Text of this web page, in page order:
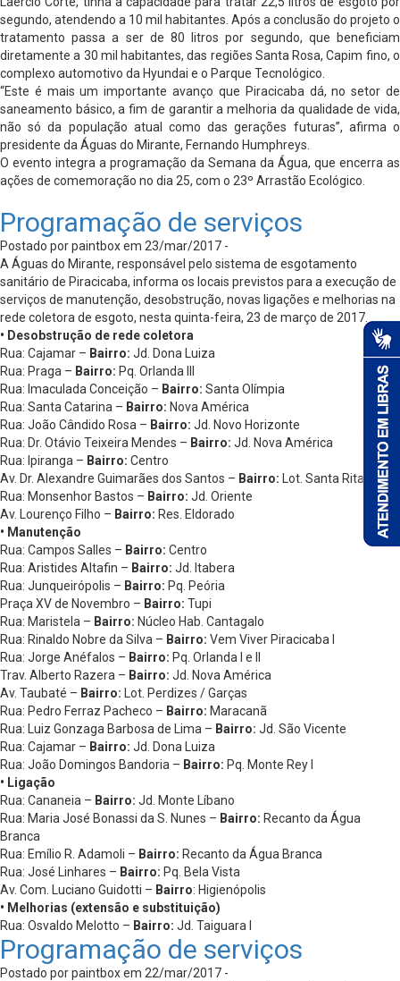
segundo, atendendo a 10 mil habitantes. Após a conclusão do projeto o
tratamento passa a ser de 80 litros por segundo, que beneficiam
diretamente a 30 mil habitantes, das regiões Santa Rosa, Capim fino, o
complexo automotivo da Hyundai e o Parque Tecnológico.
“Este é mais um importante avanço que Piracicaba dá, no setor de
saneamento básico, a fim de garantir a melhoria da qualidade de vida,
não só da população atual como das gerações futuras”, afirma o
presidente da Águas do Mirante, Fernando Humphreys.
O evento integra a programação da Semana da Água, que encerra as
ações de comemoração no dia 25, com o 23º Arrastão Ecológico.
Programação de serviços
Postado por paintbox em 23/mar/2017 -
A Águas do Mirante, responsável pelo sistema de esgotamento
sanitário de Piracicaba, informa os locais previstos para a execução de
serviços de manutenção, desobstrução, novas ligações e melhorias na
rede coletora de esgoto, nesta quinta-feira, 23 de março de 2017.
• Desobstrução de rede coletora
Rua: Cajamar – Bairro: Jd. Dona Luiza
Rua: Praga – Bairro: Pq. Orlanda III
Rua: Imaculada Conceição – Bairro: Santa Olímpia
Rua: Santa Catarina – Bairro: Nova América
Rua: João Cândido Rosa – Bairro: Jd. Novo Horizonte
Rua: Dr. Otávio Teixeira Mendes – Bairro: Jd. Nova América
Rua: Ipiranga – Bairro: Centro
Av. Dr. Alexandre Guimarães dos Santos – Bairro: Lot. Santa Rita
Rua: Monsenhor Bastos – Bairro: Jd. Oriente
Av. Lourenço Filho – Bairro: Res. Eldorado
• Manutenção
Rua: Campos Salles – Bairro: Centro
Rua: Aristides Altafin – Bairro: Jd. Itabera
Rua: Junqueirópolis – Bairro: Pq. Peória
Praça XV de Novembro – Bairro: Tupi
Rua: Maristela – Bairro: Núcleo Hab. Cantagalo
Rua: Rinaldo Nobre da Silva – Bairro: Vem Viver Piracicaba I
Rua: Jorge Anéfalos – Bairro: Pq. Orlanda I e II
Trav. Alberto Razera – Bairro: Jd. Nova América
Av. Taubaté – Bairro: Lot. Perdizes / Garças
Rua: Pedro Ferraz Pacheco – Bairro: Maracanã
Rua: Luiz Gonzaga Barbosa de Lima – Bairro: Jd. São Vicente
Rua: Cajamar – Bairro: Jd. Dona Luiza
Rua: João Domingos Bandoria – Bairro: Pq. Monte Rey I
• Ligação
Rua: Cananeia – Bairro: Jd. Monte Líbano
Rua: Maria José Bonassi da S. Nunes – Bairro: Recanto da Água
Branca
Rua: Emílio R. Adamoli – Bairro: Recanto da Água Branca
Rua: José Linhares – Bairro: Pq. Bela Vista
Av. Com. Luciano Guidotti – Bairro: Higienópolis
• Melhorias (extensão e substituição)
Rua: Osvaldo Melotto – Bairro: Jd. Taiguara I
Programação de serviços
Postado por paintbox em 22/mar/2017 -